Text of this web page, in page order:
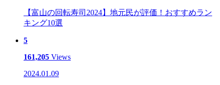
【富山の回転寿司2024】地元民が評価！おすすめラン
キング10選
5
161,205 Views
2024.01.09